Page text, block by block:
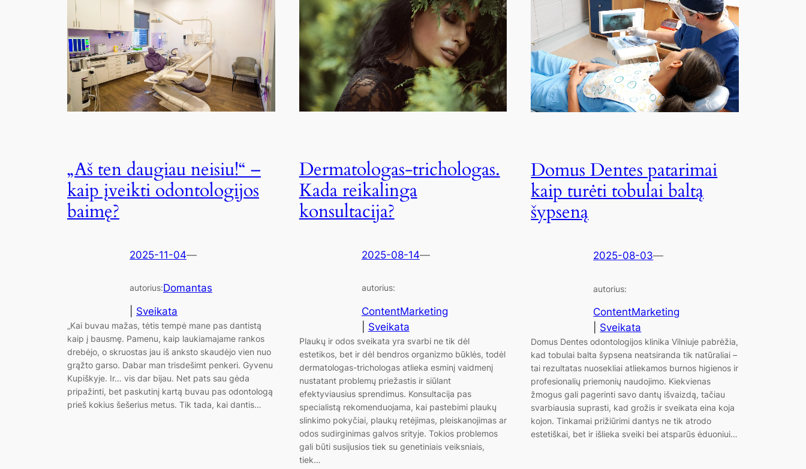
„Aš ten daugiau neisiu!“ –
kaip įveikti odontologijos
baimę?
2025-11-04—
autorius:Domantas
Sveikata
„Kai buvau mažas, tėtis tempė mane pas dantistą
kaip į bausmę. Pamenu, kaip laukiamajame rankos
drebėjo, o skruostas jau iš anksto skaudėjo vien nuo
grąžto garso. Dabar man trisdešimt penkeri. Gyvenu
Kupiškyje. Ir… vis dar bijau. Net pats sau gėda
pripažinti, bet paskutinį kartą buvau pas odontologą
prieš kokius šešerius metus. Tik tada, kai dantis…
Dermatologas-trichologas.
Kada reikalinga
konsultacija?
2025-08-14—
autorius:
ContentMarketing
Sveikata
Plaukų ir odos sveikata yra svarbi ne tik dėl
estetikos, bet ir dėl bendros organizmo būklės, todėl
dermatologas-trichologas atlieka esminį vaidmenį
nustatant problemų priežastis ir siūlant
efektyviausius sprendimus. Konsultacija pas
specialistą rekomenduojama, kai pastebimi plaukų
slinkimo pokyčiai, plaukų retėjimas, pleiskanojimas ar
odos sudirginimas galvos srityje. Tokios problemos
gali būti susijusios tiek su genetiniais veiksniais,
tiek…
Domus Dentes patarimai
kaip turėti tobulai baltą
šypseną
2025-08-03—
autorius:
ContentMarketing
Sveikata
Domus Dentes odontologijos klinika Vilniuje pabrėžia,
kad tobulai balta šypsena neatsiranda tik natūraliai –
tai rezultatas nuosekliai atliekamos burnos higienos ir
profesionalių priemonių naudojimo. Kiekvienas
žmogus gali pagerinti savo dantų išvaizdą, tačiau
svarbiausia suprasti, kad grožis ir sveikata eina koja
kojon. Tinkamai prižiūrimi dantys ne tik atrodo
estetiškai, bet ir išlieka sveiki bei atsparūs ėduoniui…